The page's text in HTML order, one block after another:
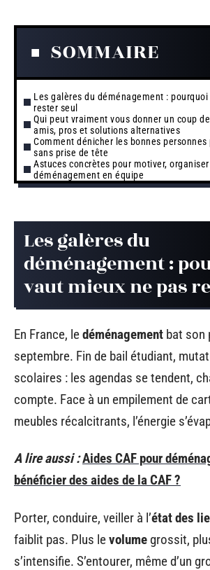
SOMMAIRE
Les galères du déménagement :
rester seul
Qui peut vraiment vous donner un coup
amis, pros et solutions alternatives
Comment dénicher les bonnes
sans prise de tête
Astuces concrètes pour motiver,
déménagement en équipe
Les galères du
déménagement :
vaut mieux ne pas
En France, ledéménagement bat son
septembre. Fin de bail étudiant,
scolaires : les agendas se tendent,
compte. Face à un empilement de
meubles récalcitrants, l’énergie
A lire aussi :Aides CAF pour
bénéficier des aides de la CAF ?
Porter, conduire, veiller à l’état des
faiblit pas. Plus levolume grossit,
s’intensifie. S’entourer, même d’un